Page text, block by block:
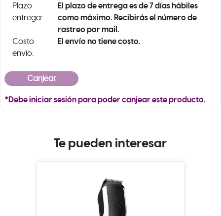
Plazo
entrega:
El plazo de entrega es de 7 días hábiles
como máximo. Recibirás el número de
rastreo por mail.
Costo
envío:
El envío no tiene costo.
*Debe iniciar sesión para poder canjear este producto.
Te pueden interesar